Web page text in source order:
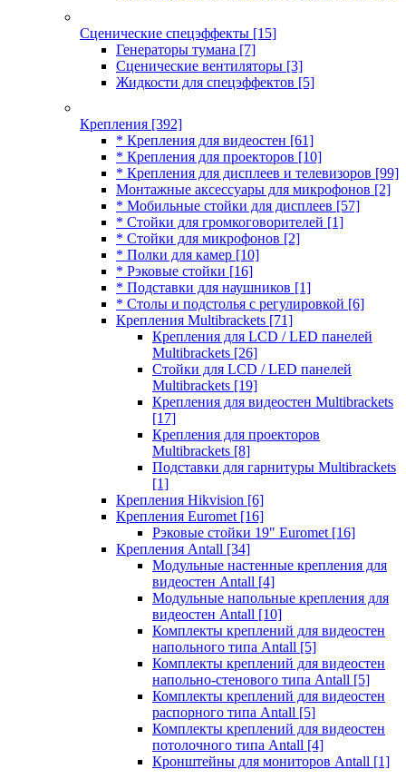
Сценические спецэффекты [15]
Генераторы тумана [7]
Сценические вентиляторы [3]
Жидкости для спецэффектов [5]
Крепления [392]
* Крепления для видеостен [61]
* Крепления для проекторов [10]
* Крепления для дисплеев и телевизоров [99]
Монтажные аксессуары для микрофонов [2]
* Мобильные стойки для дисплеев [57]
* Стойки для громкоговорителей [1]
* Стойки для микрофонов [2]
* Полки для камер [10]
* Рэковые стойки [16]
* Подставки для наушников [1]
* Столы и подстолья с регулировкой [6]
Крепления Multibrackets [71]
Крепления для LCD / LED панелей
Multibrackets [26]
Стойки для LCD / LED панелей
Multibrackets [19]
Крепления для видеостен Multibrackets
[17]
Крепления для проекторов
Multibrackets [8]
Подставки для гарнитуры Multibrackets
[1]
Крепления Hikvision [6]
Крепления Euromet [16]
Рэковые стойки 19" Euromet [16]
Крепления Antall [34]
Модульные настенные крепления для
видеостен Antall [4]
Модульные напольные крепления для
видеостен Antall [10]
Комплекты креплений для видеостен
напольного типа Antall [5]
Комплекты креплений для видеостен
напольно-стенового типа Antall [5]
Комплекты креплений для видеостен
распорного типа Antall [5]
Комплекты креплений для видеостен
потолочного типа Antall [4]
Кронштейны для мониторов Antall [1]